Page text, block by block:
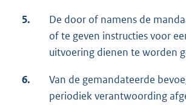
5.
De door of namens de
of te geven instructies voor
uitvoering dienen te worden
6.
Van de gemandateerde
periodiek verantwoording